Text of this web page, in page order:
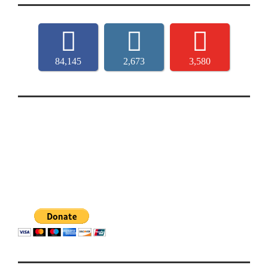
84,145 2,673 3,580